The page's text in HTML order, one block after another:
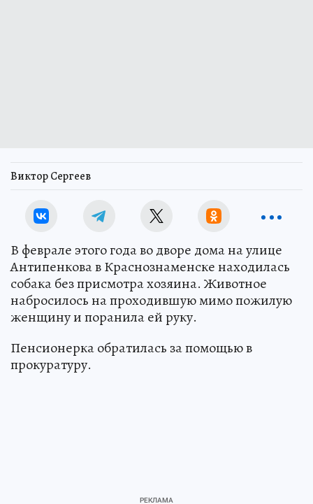
Виктор Сергеев
В феврале этого года во дворе дома на улице
Антипенкова в Краснознаменске находилась
собака без присмотра хозяина. Животное
набросилось на проходившую мимо пожилую
женщину и поранила ей руку.
Пенсионерка обратилась за помощью в
прокуратуру.